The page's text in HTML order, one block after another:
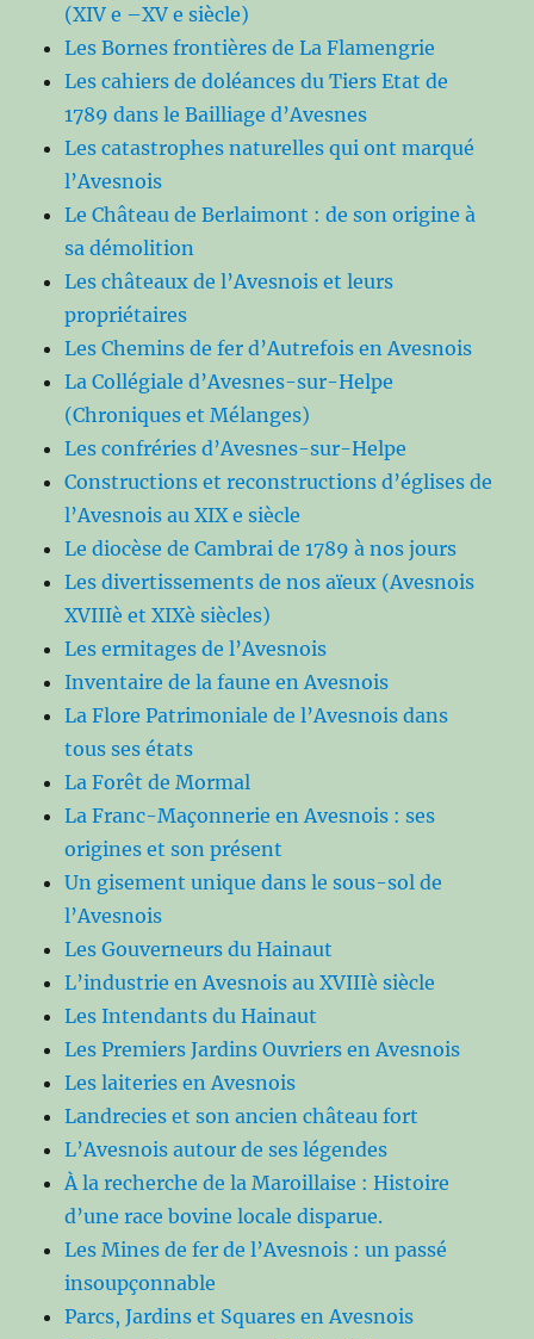
(XIV e –XV e siècle)
Les Bornes frontières de La Flamengrie
Les cahiers de doléances du Tiers Etat de
1789 dans le Bailliage d’Avesnes
Les catastrophes naturelles qui ont marqué
l’Avesnois
Le Château de Berlaimont : de son origine à
sa démolition
Les châteaux de l’Avesnois et leurs
propriétaires
Les Chemins de fer d’Autrefois en Avesnois
La Collégiale d’Avesnes-sur-Helpe
(Chroniques et Mélanges)
Les confréries d’Avesnes-sur-Helpe
Constructions et reconstructions d’églises de
l’Avesnois au XIX e siècle
Le diocèse de Cambrai de 1789 à nos jours
Les divertissements de nos aïeux (Avesnois
XVIIIè et XIXè siècles)
Les ermitages de l’Avesnois
Inventaire de la faune en Avesnois
La Flore Patrimoniale de l’Avesnois dans
tous ses états
La Forêt de Mormal
La Franc-Maçonnerie en Avesnois : ses
origines et son présent
Un gisement unique dans le sous-sol de
l’Avesnois
Les Gouverneurs du Hainaut
L’industrie en Avesnois au XVIIIè siècle
Les Intendants du Hainaut
Les Premiers Jardins Ouvriers en Avesnois
Les laiteries en Avesnois
Landrecies et son ancien château fort
L’Avesnois autour de ses légendes
À la recherche de la Maroillaise : Histoire
d’une race bovine locale disparue.
Les Mines de fer de l’Avesnois : un passé
insoupçonnable
Parcs, Jardins et Squares en Avesnois